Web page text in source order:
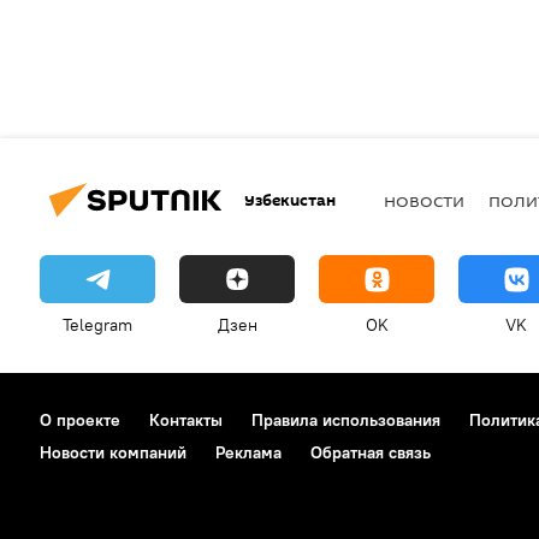
Узбекистан НОВОСТИ
Telegram Дзен OK VK
О проекте Контакты Правила использования
Новости компаний
Реклама Обратная связь